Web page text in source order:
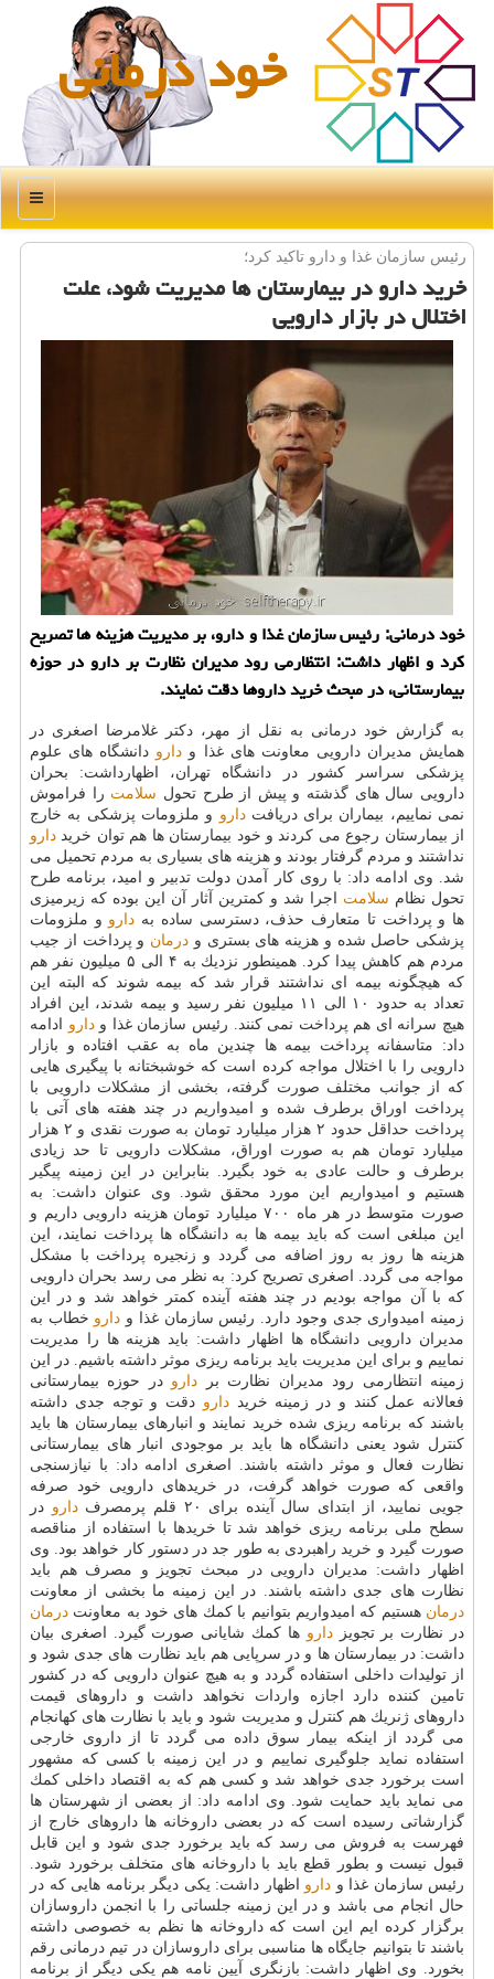
خود درمانی
منو
رئیس سازمان غذا و دارو تاكید كرد؛
خرید دارو در بیمارستان ها مدیریت شود، علت
اختلال در بازار دارویی
خود درمانی: رئیس سازمان غذا و دارو، بر مدیریت هزینه ها تصریح
كرد و اظهار داشت: انتظارمی رود مدیران نظارت بر دارو در حوزه
بیمارستانی، در مبحث خرید داروها دقت نمایند.
به گزارش خود درمانی به نقل از مهر، دكتر غلامرضا اصغری در
همایش مدیران دارویی معاونت های غذا و دارو دانشگاه های علوم
پزشكی سراسر كشور در دانشگاه تهران، اظهارداشت: بحران
دارویی سال های گذشته و پیش از طرح تحول سلامت را فراموش
نمی نماییم، بیماران برای دریافتدارو و ملزومات پزشكی به خارج
از بیمارستان رجوع می كردند و خود بیمارستان ها هم توان خرید دارو
نداشتند و مردم گرفتار بودند و هزینه های بسیاری به مردم تحمیل می
شد. وی ادامه داد: با روی كار آمدن دولت تدبیر و امید، برنامه طرح
تحول نظام سلامت اجرا شد و كمترین آثار آن این بوده كه زیرمیزی
ها و پرداخت تا متعارف حذف، دسترسی ساده به دارو و ملزومات
پزشكی حاصل شده و هزینه های بستری و درمان و پرداخت از جیب
مردم هم كاهش پیدا كرد. همینطور نزدیك به ۴ الی ۵ میلیون نفر هم
كه هیچگونه بیمه ای نداشتند قرار شد كه بیمه شوند كه البته این
تعداد به حدود ۱۰ الی ۱۱ میلیون نفر رسید و بیمه شدند، این افراد
هیچ سرانه ای هم پرداخت نمی كنند. رئیس سازمان غذا ودارو ادامه
داد: متاسفانه پرداخت بیمه ها چندین ماه به عقب افتاده و بازار
دارویی را با اختلال مواجه كرده است كه خوشبختانه با پیگیری هایی
كه از جوانب مختلف صورت گرفته، بخشی از مشكلات دارویی با
پرداخت اوراق برطرف شده و امیدواریم در چند هفته های آتی با
پرداخت حداقل حدود ۲ هزار میلیارد تومان به صورت نقدی و ۲ هزار
میلیارد تومان هم به صورت اوراق، مشكلات دارویی تا حد زیادی
برطرف و حالت عادی به خود بگیرد. بنابراین در این زمینه پیگیر
هستیم و امیدواریم این مورد محقق شود. وی عنوان داشت: به
صورت متوسط در هر ماه ۷۰۰ میلیارد تومان هزینه دارویی داریم و
این مبلغی است كه باید بیمه ها به دانشگاه ها پرداخت نمایند، این
هزینه ها روز به روز اضافه می گردد و زنجیره پرداخت با مشكل
مواجه می گردد. اصغری تصریح كرد: به نظر می رسد بحران دارویی
كه با آن مواجه بودیم در چند هفته آینده كمتر خواهد شد و در این
زمینه امیدواری جدی وجود دارد. رئیس سازمان غذا و دارو خطاب به
مدیران دارویی دانشگاه ها اظهار داشت: باید هزینه ها را مدیریت
نماییم و برای این مدیریت باید برنامه ریزی موثر داشته باشیم. در این
زمینه انتظارمی رود مدیران نظارت بر دارو در حوزه بیمارستانی
فعالانه عمل كنند و در زمینه خریددارو دقت و توجه جدی داشته
باشند كه برنامه ریزی شده خرید نمایند و انبارهای بیمارستان ها باید
كنترل شود یعنی دانشگاه ها باید بر موجودی انبار های بیمارستانی
نظارت فعال و موثر داشته باشند. اصغری ادامه داد: با نیازسنجی
واقعی كه صورت خواهد گرفت، در خریدهای دارویی خود صرفه
جویی نمایید، از ابتدای سال آینده برای ۲۰ قلم پرمصرف
دارو در
سطح ملی برنامه ریزی خواهد شد تا خریدها با استفاده از مناقصه
صورت گیرد و خرید راهبردی به طور جد در دستور كار خواهد بود. وی
اظهار داشت: مدیران دارویی در مبحث تجویز و مصرف هم باید
نظارت های جدی داشته باشند. در این زمینه ما بخشی از معاونت
درمان هستیم كه امیدواریم بتوانیم با كمك های خود به معاونت درمان
در نظارت بر تجویزدارو ها كمك شایانی صورت گیرد. اصغری بیان
داشت: در بیمارستان ها و در سرپایی هم باید نظارت های جدی شود و
از تولیدات داخلی استفاده گردد و به هیچ عنوان دارویی كه در كشور
تامین كننده دارد اجازه واردات نخواهد داشت و داروهای قیمت
داروهای ژنریك هم كنترل و مدیریت شود و باید با نظارت های كهانجام
می گردد از اینكه بیمار سوق داده می گردد تا از داروی خارجی
استفاده نماید جلوگیری نماییم و در این زمینه با كسی كه مشهور
است برخورد جدی خواهد شد و كسی هم كه به اقتصاد داخلی كمك
می نماید باید حمایت شود. وی ادامه داد: از بعضی از شهرستان ها
گزارشاتی رسیده است كه در بعضی داروخانه ها داروهای خارج از
فهرست به فروش می رسد كه باید برخورد جدی شود و این قابل
قبول نیست و بطور قطع باید با داروخانه های متخلف برخورد شود.
رئیس سازمان غذا و دارو اظهار داشت: یكی دیگر برنامه هایی كه در
حال انجام می باشد و در این زمینه جلساتی را با انجمن داروسازان
برگزار كرده ایم این است كه داروخانه ها نظم به خصوصی داشته
باشند تا بتوانیم جایگاه ها مناسبی برای داروسازان در تیم درمانی رقم
بخورد. وی اظهار داشت: بازنگری آیین نامه هم یكی دیگر از برنامه